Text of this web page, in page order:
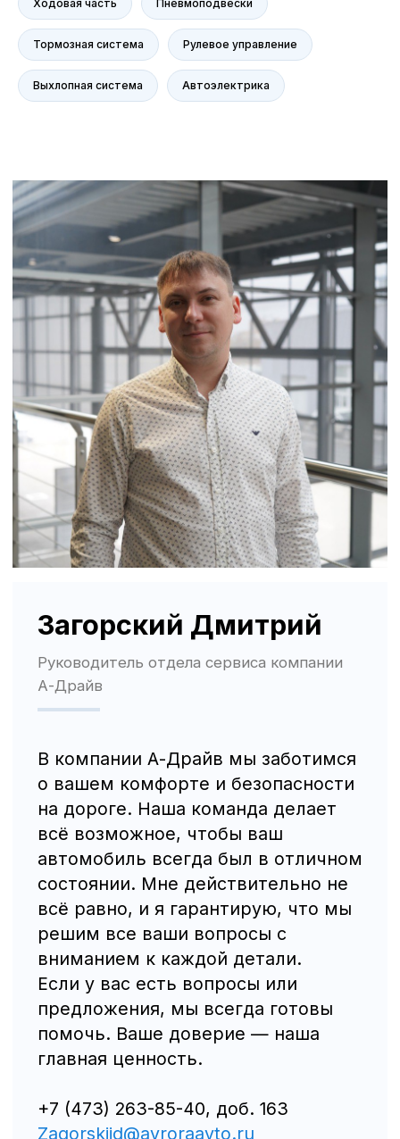
Ходовая часть Пневмоподвески
Тормозная система Рулевое управление
Выхлопная система Автоэлектрика
условия носят исключительно
информационный характер и не являются
публичной офертой, определяемой
положениями ст. 437 Гражданского кодекса
РФ. Для получения подробной информации о
продуктах, услугах и их стоимости
обращайтесь к нашим специалистам.
Политика обработки персональных данных
Политика использования файлов cookie
Трафик, лиды и продажи
Контакты
Статьи